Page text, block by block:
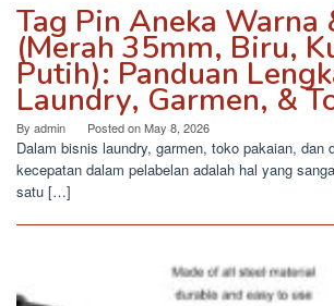
Tag Pin Aneka Warna
(Merah 35mm, Biru,
Putih): Panduan
Laundry, Garmen, &
By admin Posted onMay 8, 2026
Dalam bisnis laundry, garmen, toko pakaian, dan
kecepatan dalam pelabelan adalah hal yang
satu […]